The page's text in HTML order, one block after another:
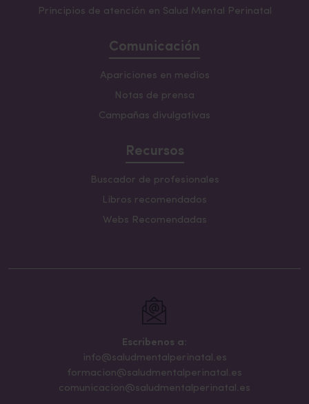
Principios de atención en Salud Mental Perinatal
Comunicación
Apariciones en medios
Notas de prensa
Campañas divulgativas
Recursos
Buscador de profesionales
Libros recomendados
Webs Recomendadas
Escribenos a:
info@saludmentalperinatal.es
formacion@saludmentalperinatal.es
comunicacion@saludmentalperinatal.es